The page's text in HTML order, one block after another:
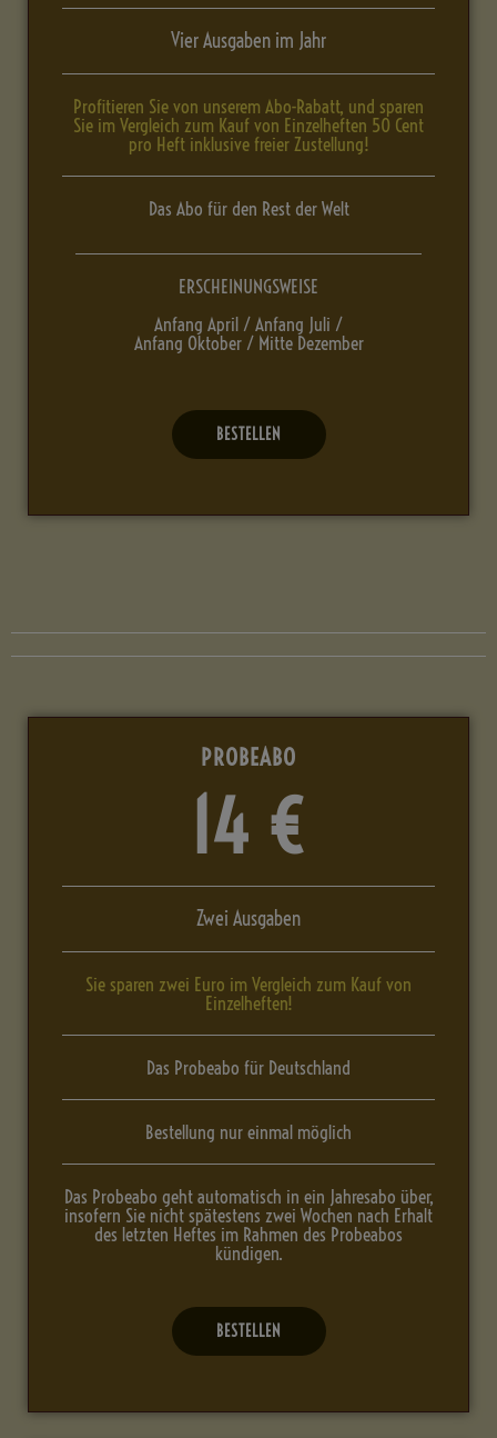
Vier Ausgaben im Jahr
Profitieren Sie von unserem Abo-Rabatt, und sparen
Sie im Vergleich zum Kauf von Einzelheften 50 Cent
pro Heft inklusive freier Zustellung!
Das Abo für den Rest der Welt
ERSCHEINUNGSWEISE
Anfang April / Anfang Juli /
Anfang Oktober / Mitte Dezember
BESTELLEN
PROBEABO
14 €
Zwei Ausgaben
Sie sparen zwei Euro im Vergleich zum Kauf von
Einzelheften!
Das Probeabo für Deutschland
Bestellung nur einmal möglich
Das Probeabo geht automatisch in ein Jahresabo über,
insofern Sie nicht spätestens zwei Wochen nach Erhalt
des letzten Heftes im Rahmen des Probeabos
kündigen.
BESTELLEN